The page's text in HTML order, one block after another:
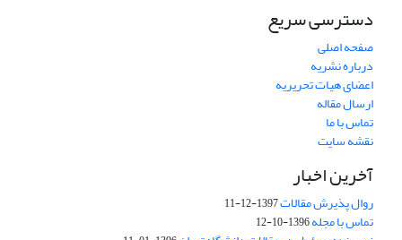
دسترسی سریع
صفحه اصلی
درباره نشریه
اعضای هیات تحریریه
ارسال مقاله
تماس با ما
نقشه سایت
آخرین اخبار
روال پذیرش مقالات1397-12-11
تماس با مجله1396-10-12